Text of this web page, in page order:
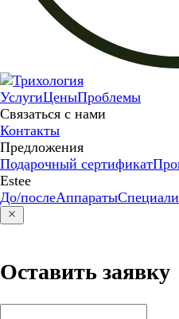
УслугиЦеныПроблемы
Связаться с нами
Контакты
Предложения
Подарочный сертификат
Estee
До/послеАппараты
Оставить заявку